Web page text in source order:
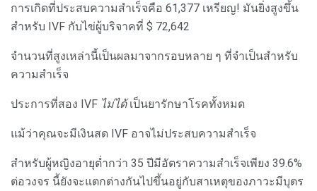
การเกิดที่ประสบความสำเร็จคือ 61,377 เหรียญ! มันยิ่งสูงขึ้น
สำหรับ IVF กับไข่ผู้บริจาคที่ $ 72,642
จำนวนที่สูงเหล่านี้เป็นผลมาจากรอบหลาย ๆ ที่จำเป็นสำหรับ
ความสำเร็จ
ประการที่สอง IVF ไม่ได้เป็นยารักษาโรคทั้งหมด
แม้ว่าคุณจะมีเงินสด IVF อาจไม่ประสบความสำเร็จ
สำหรับผู้หญิงอายุต่ำกว่า 35 ปีมีอัตราความสำเร็จเพียง 39.6%
ต่อวงจร นี้ยังจะแตกต่างกันไปขึ้นอยู่กับสาเหตุของภาวะมีบุตร